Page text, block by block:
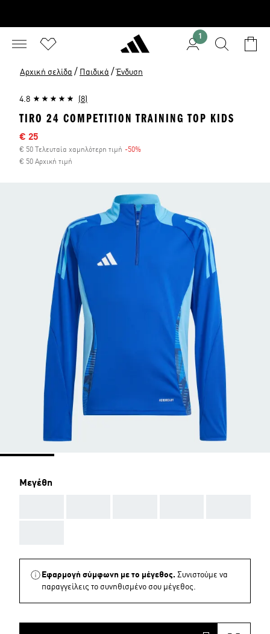
1
Αρχική σελίδα / Παιδικά / Ένδυση
4.8 (8)
TIRO 24 COMPETITION TRAINING TOP KIDS
Τιμή έκπτωσης
€ 25
€ 50 Τελευταία χαμηλότερη τιμή -50%
€ 50 Αρχική τιμή
Μεγέθη
Εφαρμογή σύμφωνη με το μέγεθος. Συνιστούμε να
παραγγείλεις το συνηθισμένο σου μέγεθος.